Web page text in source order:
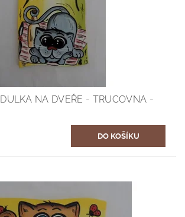
NA DVEŘE - TRUCOVNA -